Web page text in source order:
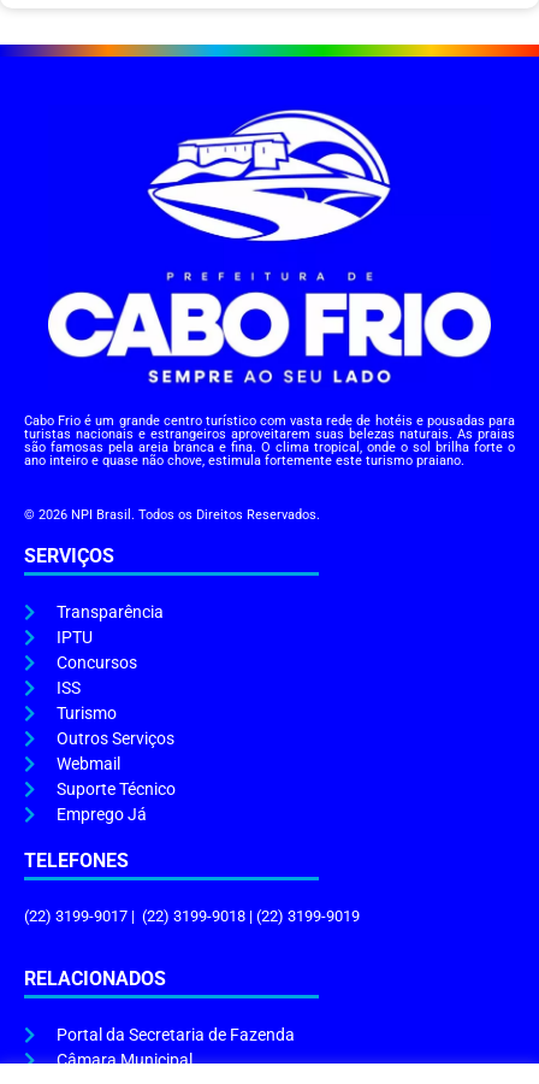
Cabo Frio é um grande centro turístico com vasta rede de hotéis e pousadas para
turistas nacionais e estrangeiros aproveitarem suas belezas naturais. As praias
são famosas pela areia branca e fina. O clima tropical, onde o sol brilha forte o
ano inteiro e quase não chove, estimula fortemente este turismo praiano.
© 2026 NPI Brasil. Todos os Direitos Reservados.
SERVIÇOS
Transparência
IPTU
Concursos
ISS
Turismo
Outros Serviços
Webmail
Suporte Técnico
Emprego Já
TELEFONES
(22) 3199-9017 | (22) 3199-9018 | (22) 3199-9019
RELACIONADOS
Portal da Secretaria de Fazenda
Câmara Municipal